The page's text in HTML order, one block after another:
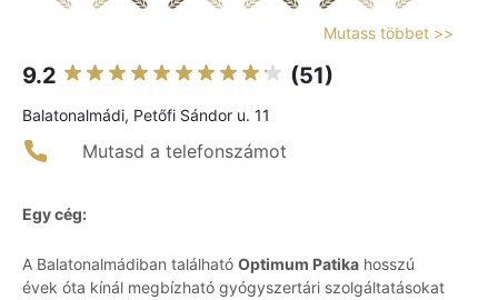
Mutass többet >>
9.2 (51)
Balatonalmádi, Petőfi Sándor u. 11
Mutasd a telefonszámot
Egy cég:
A Balatonalmádiban található Optimum Patika hosszú
évek óta kínál megbízható gyógyszertári szolgáltatásokat